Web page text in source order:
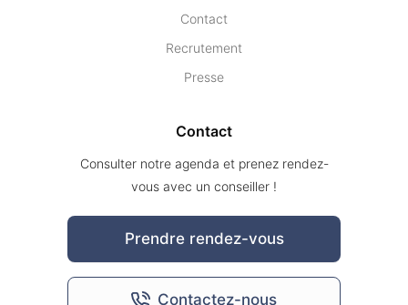
Contact
Recrutement
Presse
Contact
Consulter notre agenda et prenez rendez-
vous avec un conseiller !
Prendre rendez-vous
Contactez-nous